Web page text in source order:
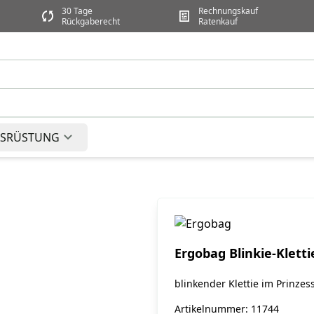
30 Tage
Rückgaberecht
Rechnungskauf
Ratenkauf
Ergobag Blinkie-
blinkender Klettie im
Artikelnummer: 11744